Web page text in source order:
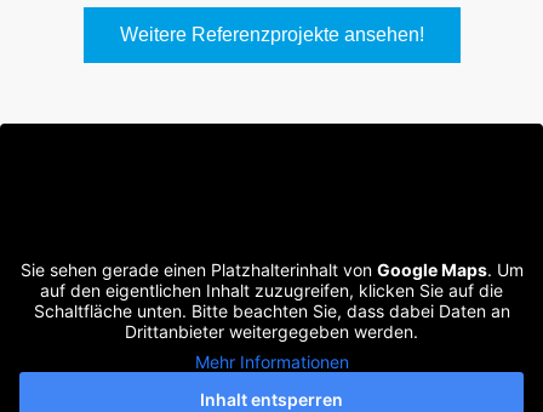
Weitere Referenzprojekte ansehen!
Sie sehen gerade einen Platzhalterinhalt von Google Maps. Um
auf den eigentlichen Inhalt zuzugreifen, klicken Sie auf die
Schaltfläche unten. Bitte beachten Sie, dass dabei Daten an
Drittanbieter weitergegeben werden.
Mehr Informationen
Inhalt entsperren